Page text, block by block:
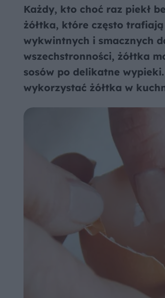
Każdy, kto choć raz piekł
żółtka, które często
wykwintnych i smacznych
wszechstronności, żółtka
sosów po delikatne
wykorzystać żółtka w